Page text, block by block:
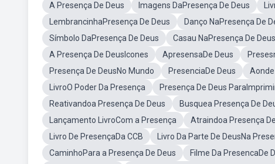
A Presença De Deus Imagens DaPresença De Deus
LembrancinhaPresença De Deus
Danço NaPresença De
Símbolo DaPresença De Deus
Casau NaPresença De Deus
A Presença De DeusIcones
ApresensaDe Deus
Presença De DeusNo Mundo
PresenciaDe Deus
LivroO Poder Da Presença
Presença De Deus
Reativandoa Presença De Deus
Busquea Presença De
Lançamento LivroCom a Presença
Atraindoa Presença
Livro De PresençaDa CCB
Livro Da Parte De DeusNa
CaminhoPara a Presença De Deus
Filme Da PresencaDe